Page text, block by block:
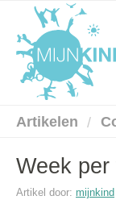
Artikelen
Week
Artikel door: mijnkind